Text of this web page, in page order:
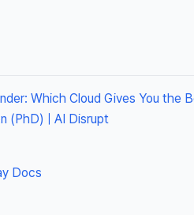
Which Cloud Gives You the
(PhD) | AI Disrupt
Docs